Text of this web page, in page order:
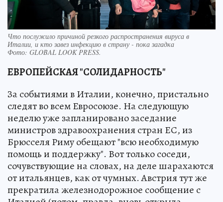
Что послужило причиной резкого распространения вируса в
Италии, и кто завез инфекцию в страну - пока загадка
Фото: GLOBAL LOOK PRESS.
ЕВРОПЕЙСКАЯ "СОЛИДАРНОСТЬ"
За событиями в Италии, конечно, пристально
следят во всем Евросоюзе. На следующую
неделю уже запланировано заседание
министров здравоохранения стран ЕС, из
Брюсселя Риму обещают "всю необходимую
помощь и поддержку". Вот только соседи,
сочувствующие на словах, на деле шарахаются
от итальянцев, как от чумных. Австрия тут же
прекратила железнодорожное сообщение с